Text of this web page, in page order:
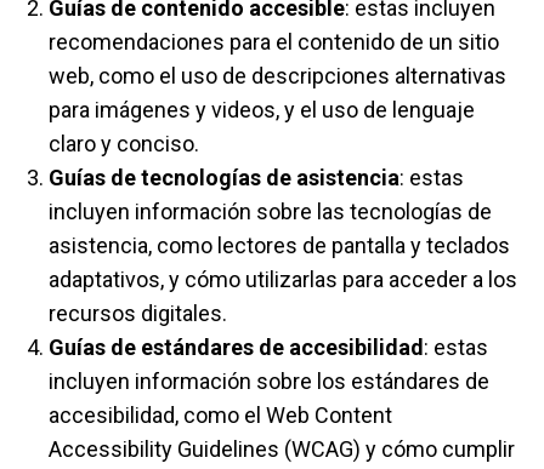
Guías de contenido accesible: estas incluyen
recomendaciones para el contenido de un sitio
web, como el uso de descripciones alternativas
para imágenes y videos, y el uso de lenguaje
claro y conciso.
Guías de tecnologías de asistencia: estas
incluyen información sobre las tecnologías de
asistencia, como lectores de pantalla y teclados
adaptativos, y cómo utilizarlas para acceder a los
recursos digitales.
Guías de estándares de accesibilidad : estas
incluyen información sobre los estándares de
accesibilidad, como el Web Content
Accessibility Guidelines (WCAG) y cómo cumplir